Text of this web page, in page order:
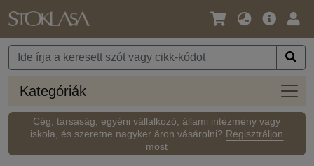
Nyelv
Pénznem
Fő
Kategóriák
Cég, társaság, egyéni vállalkozó, állami intézmény vagy
iskola, és szeretne nagyker áron vásárolni? Regisztráljon
most